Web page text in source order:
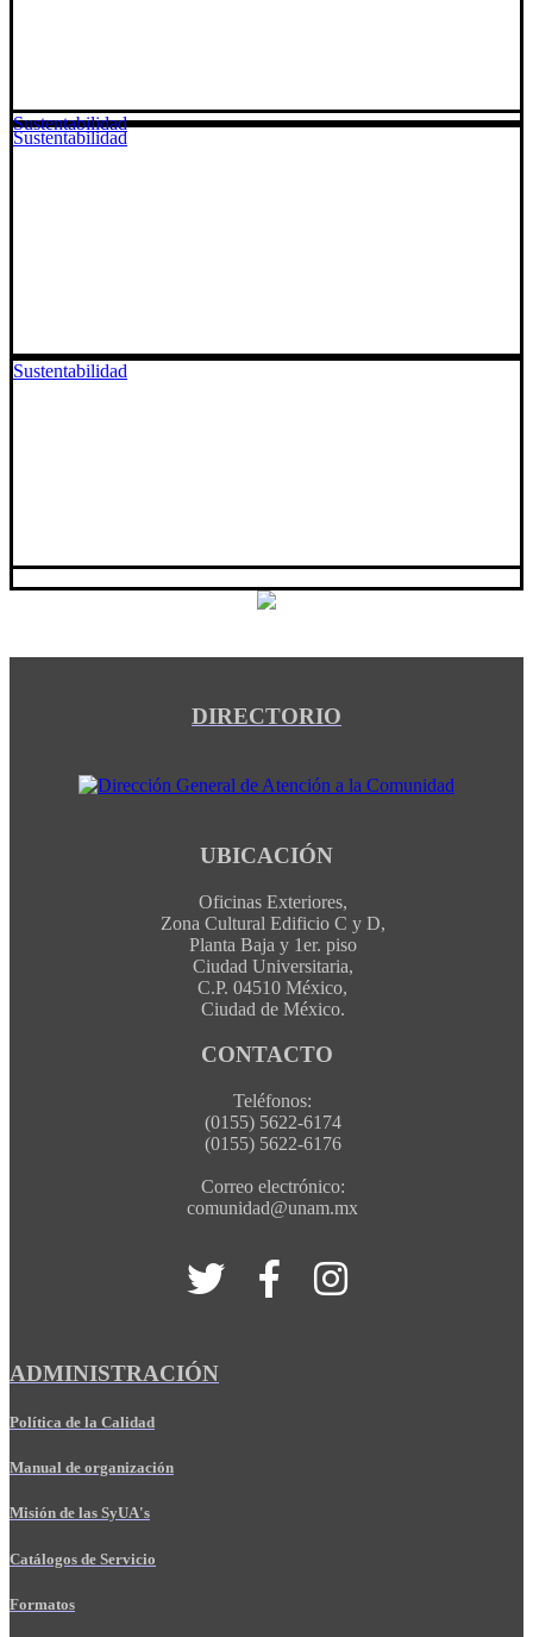
Sustentabilidad
Sustentabilidad
Sustentabilidad
DIRECTORIO
UBICACIÓN
Oficinas Exteriores,
Zona Cultural Edificio C y D,
Planta Baja y 1er. piso
Ciudad Universitaria,
C.P. 04510 México,
Ciudad de México.
CONTACTO
Teléfonos:
(0155) 5622-6174
(0155) 5622-6176
Correo electrónico:
comunidad@unam.mx
ADMINISTRACIÓN
Política de la Calidad
Manual de organización
Misión de las SyUA's
Catálogos de Servicio
Formatos